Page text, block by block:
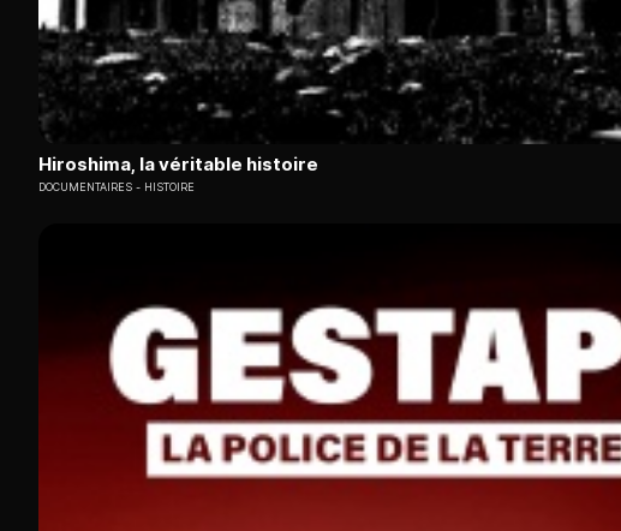
Hiroshima, la véritable histoire
DOCUMENTAIRES HISTOIRE